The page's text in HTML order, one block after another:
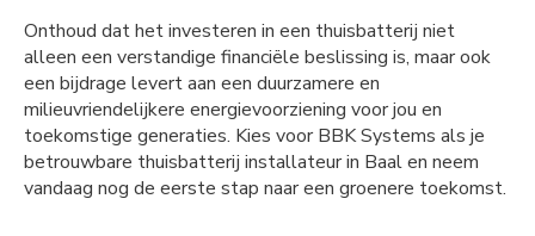
Onthoud dat het investeren in een thuisbatterij niet
alleen een verstandige financiële beslissing is, maar ook
een bijdrage levert aan een duurzamere en
milieuvriendelijkere energievoorziening voor jou en
toekomstige generaties. Kies voor BBK Systems als je
betrouwbare thuisbatterij installateur in Baal en neem
vandaag nog de eerste stap naar een groenere toekomst.